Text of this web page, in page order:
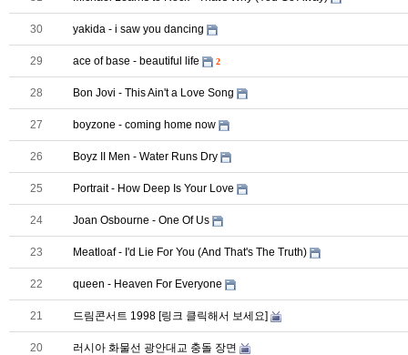
30 yakida - i saw you dancing
29 ace of base - beautiful life 2
28 Bon Jovi - This Ain't a Love Song
27 boyzone - coming home now
26 Boyz II Men - Water Runs Dry
25 Portrait - How Deep Is Your Love
24 Joan Osbourne - One Of Us
23 Meatloaf - I'd Lie For You (And That's The Truth)
22 queen - Heaven For Everyone
21 드림콘서트 1998 [링크 클릭해서 보세요]
20 러시아 화물선 광안대교 충돌 장면